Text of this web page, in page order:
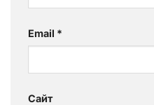
Email *
Сайт